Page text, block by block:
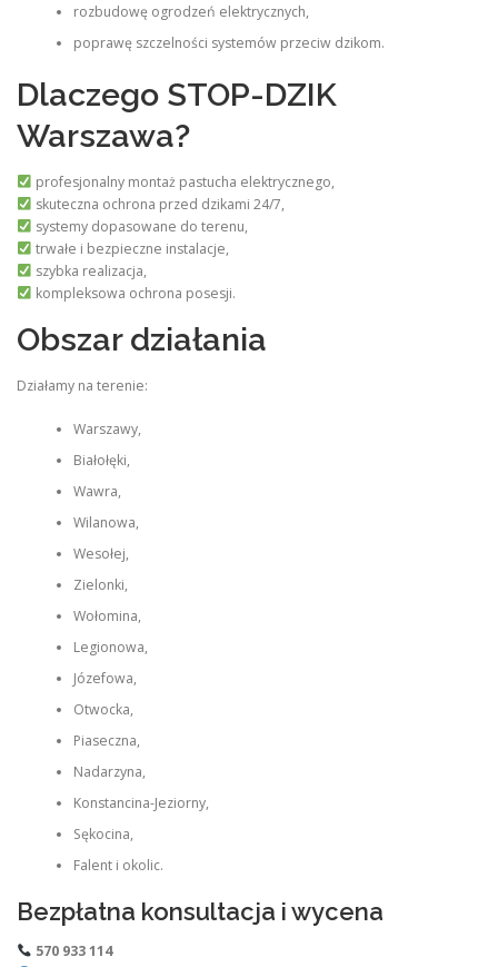
rozbudowę ogrodzeń elektrycznych,
poprawę szczelności systemów przeciw dzikom.
Dlaczego STOP-DZIK
Warszawa?
profesjonalny montaż pastucha elektrycznego,
skuteczna ochrona przed dzikami 24/7,
systemy dopasowane do terenu,
trwałe i bezpieczne instalacje,
szybka realizacja,
kompleksowa ochrona posesji.
Obszar działania
Działamy na terenie:
Warszawy,
Białołęki,
Wawra,
Wilanowa,
Wesołej,
Zielonki,
Wołomina,
Legionowa,
Józefowa,
Otwocka,
Piaseczna,
Nadarzyna,
Konstancina-Jeziorny,
Sękocina,
Falent i okolic.
Bezpłatna konsultacja i wycena
570 933 114